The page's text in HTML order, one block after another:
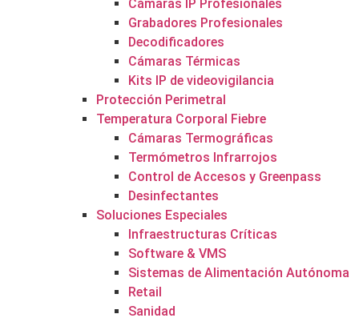
Cámaras IP Profesionales
Grabadores Profesionales
Decodificadores
Cámaras Térmicas
Kits IP de videovigilancia
Protección Perimetral
Temperatura Corporal Fiebre
Cámaras Termográficas
Termómetros Infrarrojos
Control de Accesos y Greenpass
Desinfectantes
Soluciones Especiales
Infraestructuras Críticas
Software & VMS
Sistemas de Alimentación Autónoma
Retail
Sanidad